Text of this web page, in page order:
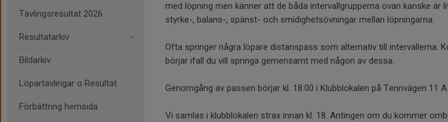
Tävlingsresultat 2026
Resultatarkiv
Bildarkiv
Löpartävlingar o Resultat
Förbättring hemsida
med löpning men känner att de båda intervallgrupperna ovan kanske är
styrke-, balans-, spänst- och smidighetsövningar mellan löpningarna.
Ofta springer några löpare distanspass som alternativ till intervallerna.
börjar ifall du vill springa gemensamt med någon av dessa.
Genomgång av passen börjar kl. 18:00 i Klubblokalen på Tennvägen 11 A.
Vi samlas i klubblokalen strax innan kl. 18. Antingen om du kommer